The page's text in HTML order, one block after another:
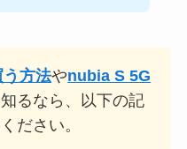
方法やnubia S 5G
るなら、以下の記
ださい。